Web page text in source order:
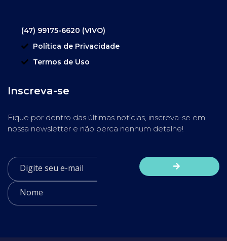
(47) 99175-6620 (VIVO)
Política de Privacidade
Termos de Uso
Inscreva-se
Fique por dentro das últimas notícias, inscreva-se em
nossa newsletter e não perca nenhum detalhe!